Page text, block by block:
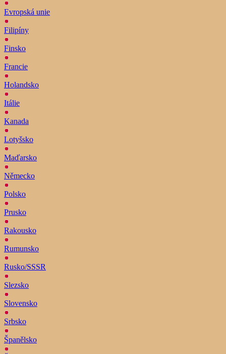
Evropská unie
Filipíny
Finsko
Francie
Holandsko
Itálie
Kanada
Lotyšsko
Maďarsko
Německo
Polsko
Prusko
Rakousko
Rumunsko
Rusko/SSSR
Slezsko
Slovensko
Srbsko
Španělsko